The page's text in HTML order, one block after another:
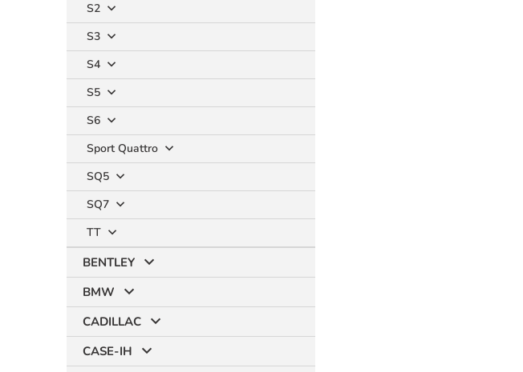
S2
S3
S4
S5
S6
Sport Quattro
SQ5
SQ7
TT
BENTLEY
BMW
CADILLAC
CASE-IH